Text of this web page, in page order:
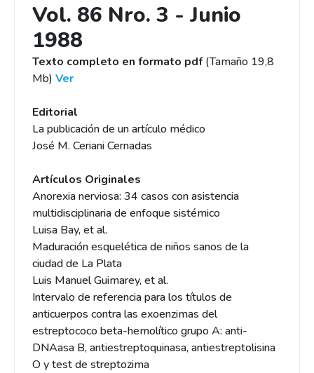
Vol. 86 Nro. 3 - Junio
1988
Texto completo en formato pdf(Tamaño 19,8
Mb) Ver
Editorial
La publicación de un artículo médico
José M. Ceriani Cernadas
Artículos Originales
Anorexia nerviosa: 34 casos con asistencia
multidisciplinaria de enfoque sistémico
Luisa Bay, et al.
Maduración esquelética de niños sanos de la
ciudad de La Plata
Luis Manuel Guimarey, et al.
Intervalo de referencia para los títulos de
anticuerpos contra las exoenzimas del
estreptococo beta-hemolítico grupo A: anti­
DNAasa B, antiestreptoquinasa, antiestreptolisina
O y test de streptozima